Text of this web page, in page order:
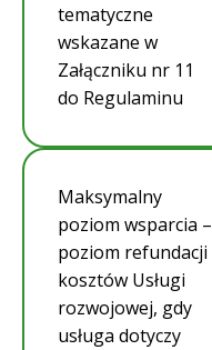
tematyczne
wskazane w
Załączniku nr 11
do Regulaminu
Maksymalny
poziom wsparcia –
poziom refundacji
kosztów Usługi
rozwojowej, gdy
usługa dotyczy